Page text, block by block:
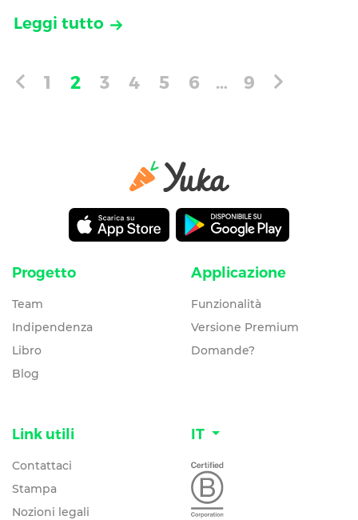
Leggi tutto
1 2 3 4 5 6 … 9
Progetto
Team
Indipendenza
Libro
Blog
Applicazione
Funzionalità
Versione Premium
Domande?
Link utili
Contattaci
Stampa
Nozioni legali
IT